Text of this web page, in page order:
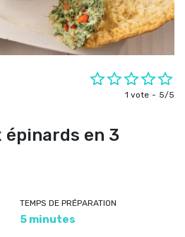
1 vote 5/5
en 3
TEMPS DE PRÉPARATION
5 minutes